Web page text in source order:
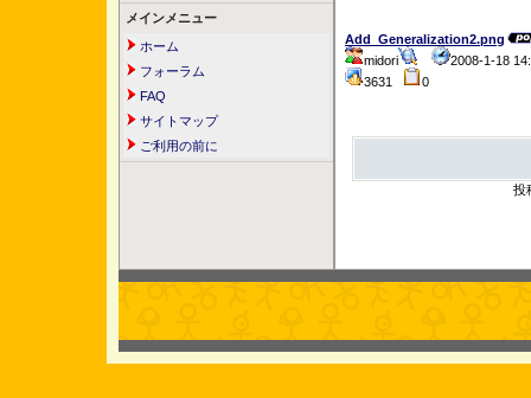
メインメニュー
ホーム
フォーラム
FAQ
サイトマップ
ご利用の前に
Add_Generalization2.png
midori
2008-1-18
3631
0
投